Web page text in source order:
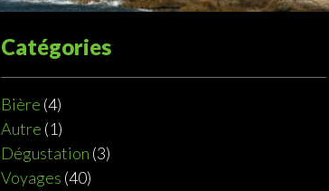
Catégories
Bière (4)
Autre (1)
Dégustation (3)
Voyages (40)